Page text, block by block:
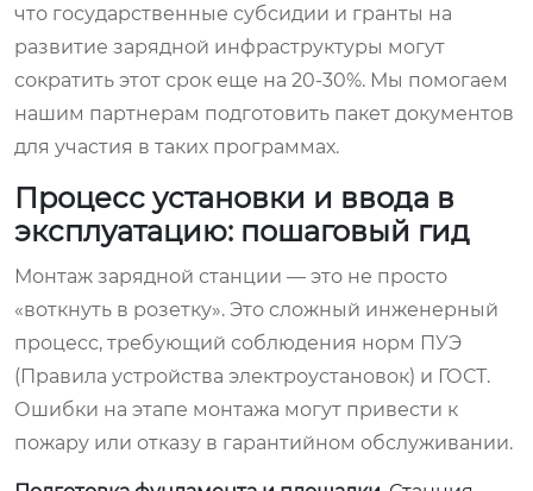
что государственные субсидии и гранты на
развитие зарядной инфраструктуры могут
сократить этот срок еще на 20-30%. Мы помогаем
нашим партнерам подготовить пакет документов
для участия в таких программах.
Процесс установки и ввода в
эксплуатацию: пошаговый гид
Монтаж зарядной станции — это не просто
«воткнуть в розетку». Это сложный инженерный
процесс, требующий соблюдения норм ПУЭ
(Правила устройства электроустановок) и ГОСТ.
Ошибки на этапе монтажа могут привести к
пожару или отказу в гарантийном обслуживании.